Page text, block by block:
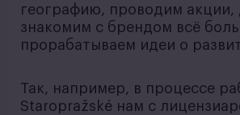
географию, проводим акции,
знакомим с брендом всё
прорабатываем идеи о
Так, например, в процессе
Staropražské нам с